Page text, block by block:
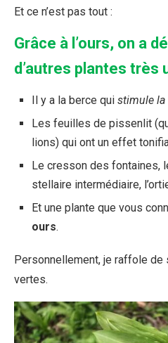
Et ce n’est pas tout :
Grâce à l’ours, on a
d’autres plantes très
Il y a la berce qui stimule la
Les feuilles de pissenlit
lions) qui ont un effet
Le cresson des fontaines,
stellaire intermédiaire,
Et une plante que vous
ours.
Personnellement, je raffole
vertes.